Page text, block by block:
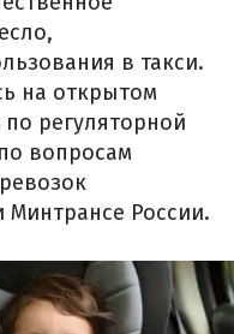
в такси.
на открытом
регуляторной
вопросам
Минтрансе России.